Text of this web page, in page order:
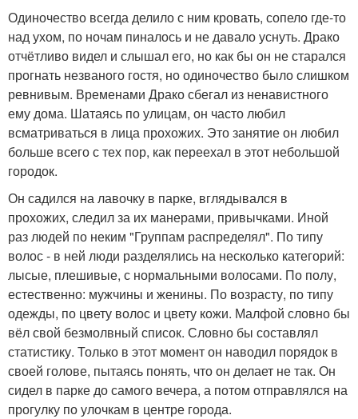
Одиночество всегда делило с ним кровать, сопело где-то
над ухом, по ночам пиналось и не давало уснуть. Драко
отчётливо видел и слышал его, но как бы он не старался
прогнать незваного гостя, но одиночество было слишком
ревнивым. Временами Драко сбегал из ненавистного
ему дома. Шатаясь по улицам, он часто любил
всматриваться в лица прохожих. Это занятие он любил
больше всего с тех пор, как переехал в этот небольшой
городок.
Он садился на лавочку в парке, вглядывался в
прохожих, следил за их манерами, привычками. Иной
раз людей по неким "Группам распределял". По типу
волос - в ней люди разделялись на несколько категорий:
лысые, плешивые, с нормальными волосами. По полу,
естественно: мужчины и женины. По возрасту, по типу
одежды, по цвету волос и цвету кожи. Малфой словно бы
вёл свой безмолвный список. Словно бы составлял
статистику. Только в этот момент он наводил порядок в
своей голове, пытаясь понять, что он делает не так. Он
сидел в парке до самого вечера, а потом отправлялся на
прогулку по улочкам в центре города.